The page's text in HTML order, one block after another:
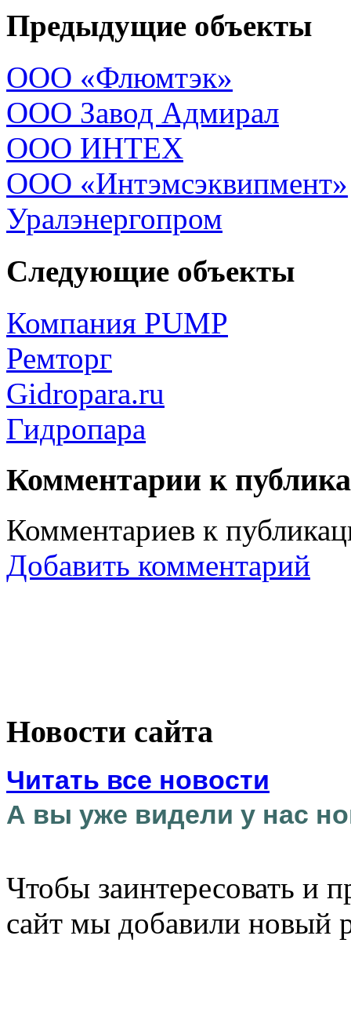
Предыдущие объекты
ООО «Флюмтэк»
ООО Завод Адмирал
ООО ИНТЕХ
ООО «Интэмсэквипмент»
Уралэнергопром
Следующие объекты
Компания PUMP
Ремторг
Gidropara.ru
Гидропара
Комментарии к
Комментариев к
Добавить комментарий
Новости сайта
Читать все новости
А вы уже видели у нас
Чтобы заинтересовать и
сайт мы добавили новый